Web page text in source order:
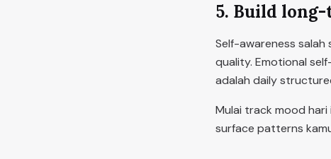
5. Build
Self-awareness
quality. Emotional
adalah daily
Mulai track mood
surface patterns